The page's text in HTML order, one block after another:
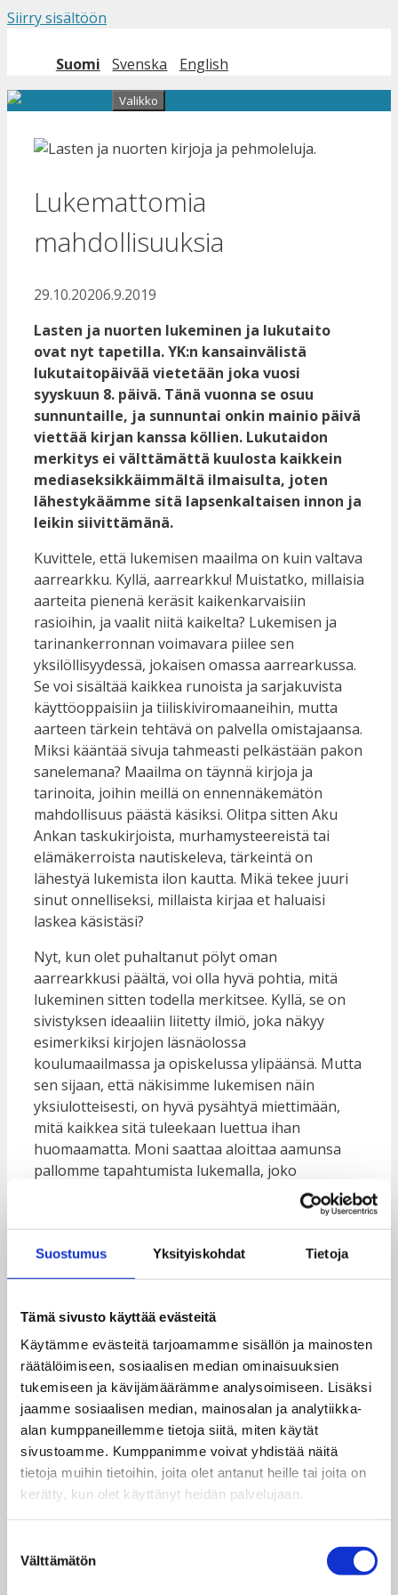
Suostumus Yksityiskohdat Tietoja
Tämä sivusto käyttää evästeitä
Käytämme evästeitä tarjoamamme sisällön ja mainosten
räätälöimiseen, sosiaalisen median ominaisuuksien
tukemiseen ja kävijämäärämme analysoimiseen. Lisäksi
jaamme sosiaalisen median, mainosalan ja analytiikka-
alan kumppaneillemme tietoja siitä, miten käytät
sivustoamme. Kumppanimme voivat yhdistää näitä
tietoja muihin tietoihin, joita olet antanut heille tai joita on
kerätty, kun olet käyttänyt heidän palvelujaan.
valinta
Välttämätön
Siirry sisältöön
Suomi Svenska English
Valikko
Lukemattomia
mahdollisuuksia
29.10.20206.9.2019
Lasten ja nuorten lukeminen ja lukutaito
ovat nyt tapetilla. YK:n kansainvälistä
lukutaitopäivää vietetään joka vuosi
syyskuun 8. päivä. Tänä vuonna se osuu
sunnuntaille, ja sunnuntai onkin mainio päivä
viettää kirjan kanssa köllien. Lukutaidon
merkitys ei välttämättä kuulosta kaikkein
mediaseksikkäimmältä ilmaisulta, joten
lähestykäämme sitä lapsenkaltaisen innon ja
leikin siivittämänä.
Kuvittele, että lukemisen maailma on kuin valtava
aarrearkku. Kyllä, aarrearkku! Muistatko, millaisia
aarteita pienenä keräsit kaikenkarvaisiin
rasioihin, ja vaalit niitä kaikelta? Lukemisen ja
tarinankerronnan voimavara piilee sen
yksilöllisyydessä, jokaisen omassa aarrearkussa.
Se voi sisältää kaikkea runoista ja sarjakuvista
käyttöoppaisiin ja tiiliskiviromaaneihin, mutta
aarteen tärkein tehtävä on palvella omistajaansa.
Miksi kääntää sivuja tahmeasti pelkästään pakon
sanelemana? Maailma on täynnä kirjoja ja
tarinoita, joihin meillä on ennennäkemätön
mahdollisuus päästä käsiksi. Olitpa sitten Aku
Ankan taskukirjoista, murhamysteereistä tai
elämäkerroista nautiskeleva, tärkeintä on
lähestyä lukemista ilon kautta. Mikä tekee juuri
sinut onnelliseksi, millaista kirjaa et haluaisi
laskea käsistäsi?
Nyt, kun olet puhaltanut pölyt oman
aarrearkkusi päältä, voi olla hyvä pohtia, mitä
lukeminen sitten todella merkitsee. Kyllä, se on
sivistyksen ideaaliin liitetty ilmiö, joka näkyy
esimerkiksi kirjojen läsnäolossa
koulumaailmassa ja opiskelussa ylipäänsä. Mutta
sen sijaan, että näkisimme lukemisen näin
yksiulotteisesti, on hyvä pysähtyä miettimään,
mitä kaikkea sitä tuleekaan luettua ihan
huomaamatta. Moni saattaa aloittaa aamunsa
pallomme tapahtumista lukemalla, joko
hypistelemällä. Matkalla arjen aherrukseen
saattaa hyvinkin osua silmään sanataidetta
sisältävä mainos, uutinen tai some-päivitys.
Ruokakaupassa tavaamme muropaketin kyljestä
kanssamme kotiin asti. Päivän mittaan tällaisia
kohtaamisia tulee kymmeniä ellei satoja, jos vain
pidämme silmät auki ja luemme eteemme
aukeavaa näkymää.
Mikä näitä kaikkia kohtaamisia sitten yhdistää?
Tuo kuuluisalukutaito. Niin yksinkertainen,
monille kenties itsestään selvä asia, jota ilman
arkemme ja käsityksemme maailmasta kapenisi
huomattavasti. Jotta kaikilla lapsilla ja nuorilla
olisi samat mahdollisuudet pysyä perässä sekä
ruokakaupassa että uutispalveluiden äärellä, on
heidän lukutaitoaan tuettava hyvissä ajoin lapsen